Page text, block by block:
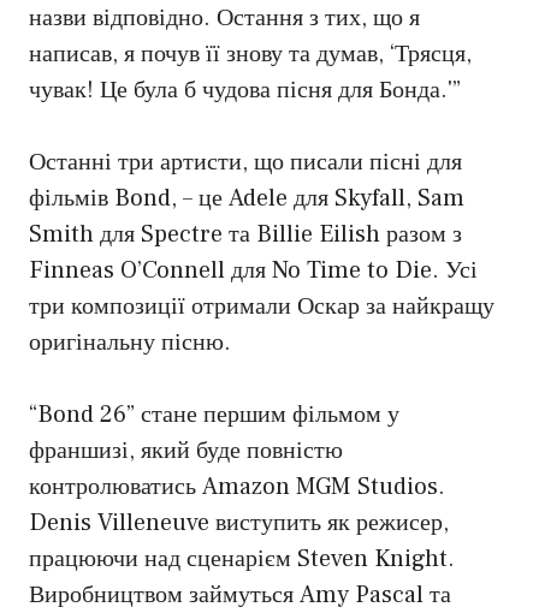
назви відповідно. Остання з тих, що я
написав, я почув її знову та думав, ‘Трясця,
чувак! Це була б чудова пісня для Бонда.'”
Останні три артисти, що писали пісні для
фільмів Bond, – це Adele для Skyfall, Sam
Smith для Spectre та Billie Eilish разом з
Finneas O’Connell для No Time to Die. Усі
три композиції отримали Оскар за найкращу
оригінальну пісню.
“Bond 26” стане першим фільмом у
франшизі, який буде повністю
контролюватись Amazon MGM Studios.
Denis Villeneuve виступить як режисер,
працюючи над сценарієм Steven Knight.
Виробництвом займуться Amy Pascal та